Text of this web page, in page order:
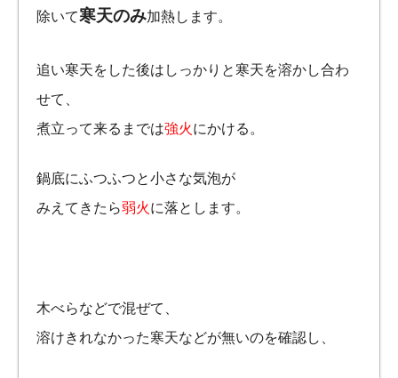
除いて寒天のみ加熱します。
追い寒天をした後はしっかりと寒天を溶かし合わ
せて、
煮立って来るまでは強火にかける。
鍋底にふつふつと小さな気泡が
みえてきたら弱火に落とします。
木べらなどで混ぜて、
溶けきれなかった寒天などが無いのを確認し、